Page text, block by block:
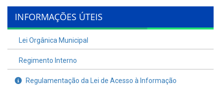
INFORMAÇÕES ÚTEIS
Lei Orgânica Municipal
Regimento Interno
Regulamentação da Lei de Acesso à Informação